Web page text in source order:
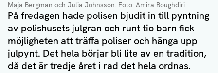
Maja Bergman och Julia Johnsson. Foto: Amira Boughdiri
På fredagen hade polisen bjudit in till pyntning
av polishusets julgran och runt tio barn fick
möjligheten att träffa poliser och hänga upp
julpynt. Det hela börjar bli lite av en tradition,
då det är tredje året i rad det hela ordnas.